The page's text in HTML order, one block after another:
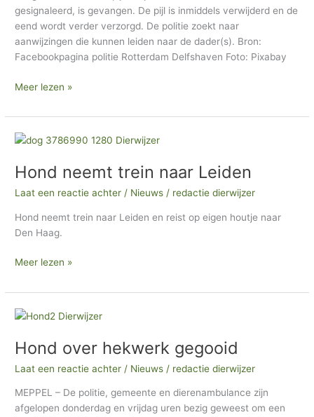
gesignaleerd, is gevangen. De pijl is inmiddels verwijderd en de
eend wordt verder verzorgd. De politie zoekt naar
aanwijzingen die kunnen leiden naar de dader(s). Bron:
Facebookpagina politie Rotterdam Delfshaven Foto: Pixabay
Meer lezen »
Hond neemt trein naar Leiden
Laat een reactie achter / Nieuws / redactie dierwijzer
Hond neemt trein naar Leiden en reist op eigen houtje naar
Den Haag.
Hond
trein
Leiden
Meer lezen »
Hond over hekwerk gegooid
Laat een reactie achter / Nieuws / redactie dierwijzer
MEPPEL – De politie, gemeente en dierenambulance zijn
afgelopen donderdag en vrijdag uren bezig geweest om een
Hond
hekwerk